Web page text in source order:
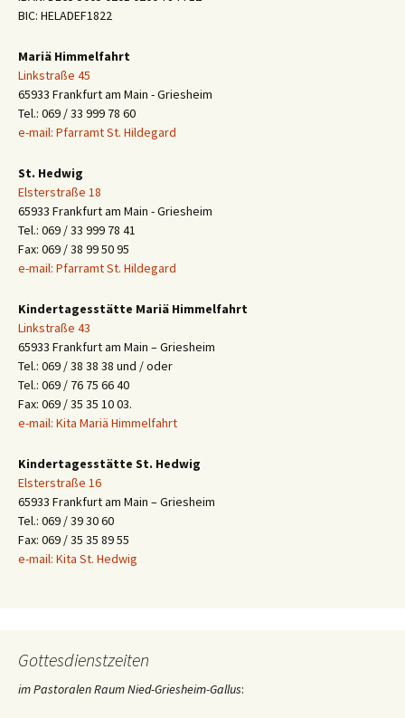
BIC: HELADEF1822
Mariä Himmelfahrt
Linkstraße 45
65933 Frankfurt am Main - Griesheim
Tel.: 069 / 33 999 78 60
e-mail: Pfarramt St. Hildegard
St. Hedwig
Elsterstraße 18
65933 Frankfurt am Main - Griesheim
Tel.: 069 / 33 999 78 41
Fax: 069 / 38 99 50 95
e-mail: Pfarramt St. Hildegard
Kindertagesstätte Mariä Himmelfahrt
Linkstraße 43
65933 Frankfurt am Main – Griesheim
Tel.: 069 / 38 38 38 und / oder
Tel.: 069 / 76 75 66 40
Fax: 069 / 35 35 10 03.
e-mail: Kita Mariä Himmelfahrt
Kindertagesstätte St. Hedwig
Elsterstraße 16
65933 Frankfurt am Main – Griesheim
Tel.: 069 / 39 30 60
Fax: 069 / 35 35 89 55
e-mail: Kita St. Hedwig
Gottesdienstzeiten
im Pastoralen Raum Nied-Griesheim-Gallus: